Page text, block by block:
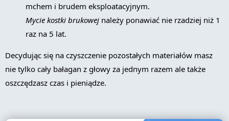
mchem i brudem eksploatacyjnym.
Mycie kostki brukowej należy ponawiać nie rzadziej niż 1
raz na 5 lat.
Decydując się na czyszczenie pozostałych materiałów masz
nie tylko cały bałagan z głowy za jednym razem ale także
oszczędzasz czas i pieniądze.